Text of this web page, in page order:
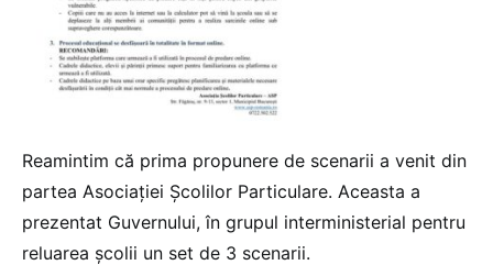
Reamintim că prima propunere de scenarii a venit din
partea Asociației Școlilor Particulare. Aceasta a
prezentat Guvernului, în grupul interministerial pentru
reluarea școlii un set de 3 scenarii.